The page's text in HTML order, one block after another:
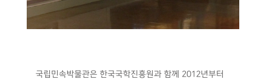
국립민속박물관은 한국국학진흥원과 함께 2012년부터